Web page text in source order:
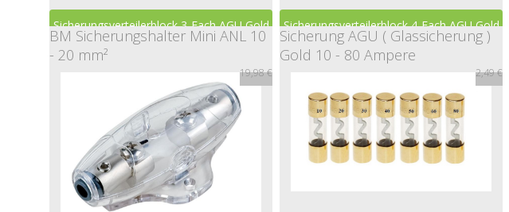
Sicherungsverteilerblock 3-Fach AGU Gold
22,90 €
Sicherungsverteilerblock 4-Fach AGU Gold
25,90 €
BM Sicherungshalter Mini ANL 10
- 20 mm²
19,98 €
Sicherung AGU ( Glassicherung )
Gold 10 - 80 Ampere
2,49 €